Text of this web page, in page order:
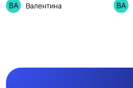
Валентина